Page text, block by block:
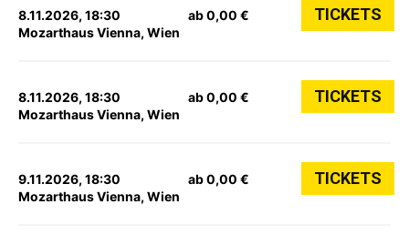
8.11.2026, 18:30
Mozarthaus Vienna, Wien
ab 0,00 € TICKETS
8.11.2026, 18:30
Mozarthaus Vienna, Wien
ab 0,00 € TICKETS
9.11.2026, 18:30
Mozarthaus Vienna, Wien
ab 0,00 € TICKETS